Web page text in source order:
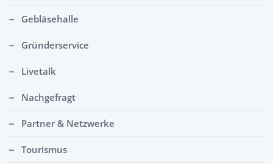
Gebläsehalle
Gründerservice
Livetalk
Nachgefragt
Partner & Netzwerke
Tourismus